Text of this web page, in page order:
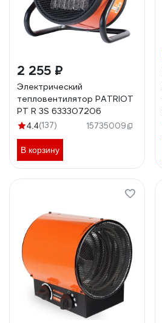
2 255 ₽
Электрический
тепловентилятор PATRIOT
PT R 3S 633307206
4.4(137) 15735009
В корзину